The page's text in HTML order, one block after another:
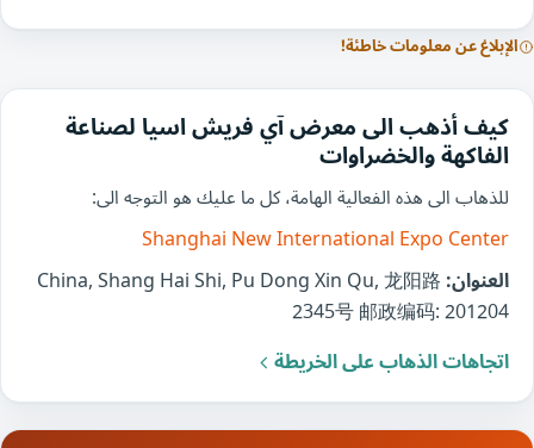
الإبلاغ عن معلومات خاطئة!
كيف أذهب الى معرض آي فريش اسيا لصناعة
الفاكهة والخضراوات
للذهاب الى هذه الفعالية الهامة، كل ما عليك هو التوجه الى:
Shanghai New International Expo Center
العنوان:China, Shang Hai Shi, Pu Dong Xin Qu, 龙阳路
2345号 邮政编码: 201204
اتجاهات الذهاب على الخريطة